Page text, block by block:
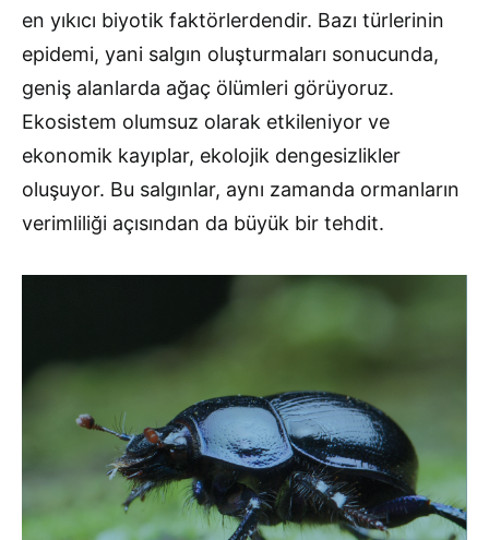
en yıkıcı biyotik faktörlerdendir. Bazı türlerinin
epidemi, yani salgın oluşturmaları sonucunda,
geniş alanlarda ağaç ölümleri görüyoruz.
Ekosistem olumsuz olarak etkileniyor ve
ekonomik kayıplar, ekolojik dengesizlikler
oluşuyor. Bu salgınlar, aynı zamanda ormanların
verimliliği açısından da büyük bir tehdit.